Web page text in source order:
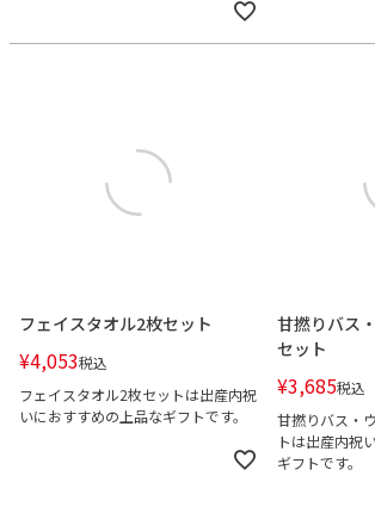
フェイスタオル2枚セット
¥4,053税込
フェイスタオル2枚セットは出産内祝
いにおすすめの上品なギフトです。
甘撚りバス
セット
¥3,685税込
甘撚りバス・
トは出産内祝
ギフトです。